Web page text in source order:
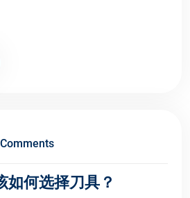
如何选择刀具？